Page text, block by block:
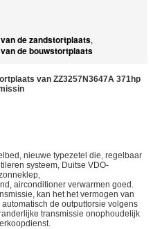
de zandstortplaats,
de bouwstortplaats
van ZZ3257N3647A 371hp
nieuwe typezetel die, regelbaar
systeem, Duitse VDO-
airconditioner verwarmen goed.
kan het het vermogen van
de outputtorsie volgens
transmissie onophoudelijk